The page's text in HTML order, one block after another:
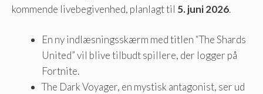
kommende livebegivenhed, planlagt til 5. juni 2026.
En ny indlæsningsskærm med titlen “The Shards
United” vil blive tilbudt spillere, der logger på
Fortnite.
The Dark Voyager, en mystisk antagonist, ser ud